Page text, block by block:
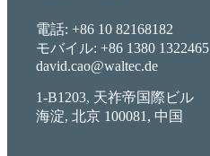
電話: +86 10 82168182
モバイル: +86 1380 1322465
david.cao@waltec.de
1-B1203, 天祚帝国際ビル
海淀, 北京 100081, 中国